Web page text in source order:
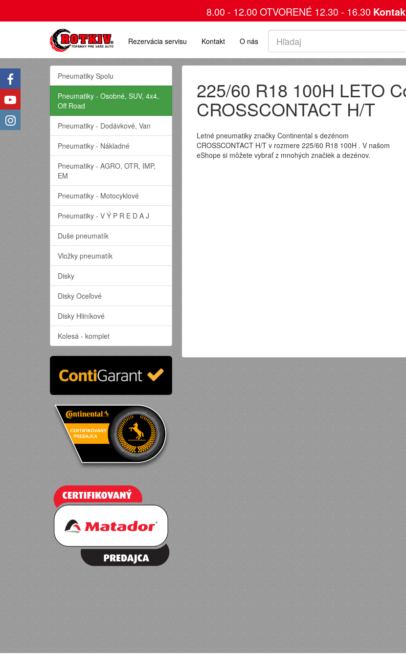
8.00 - 12.00 OTVORENÉ 12.30 - 16.30
Rezervácia servisu Kontakt O nás
225/60 R18 100H LETO
CROSSCONTACT H/T
Letné pneumatiky značky Continental s dezénom
CROSSCONTACT H/T v rozmere 225/60 R18 100H . V našom
eShope si môžete vybrať z mnohých značiek a dezénov.
Pneumatiky Spolu
Pneumatiky - Osobné, SUV, 4x4,
Off Road
Pneumatiky - Dodávkové, Van
Pneumatiky - Nákladné
Pneumatiky - AGRO, OTR, IMP,
EM
Pneumatiky - Motocyklové
Pneumatiky - V Ý P R E D A J
Duše pneumatík
Vložky pneumatík
Disky
Disky Oceľové
Disky Hliníkové
Kolesá - komplet